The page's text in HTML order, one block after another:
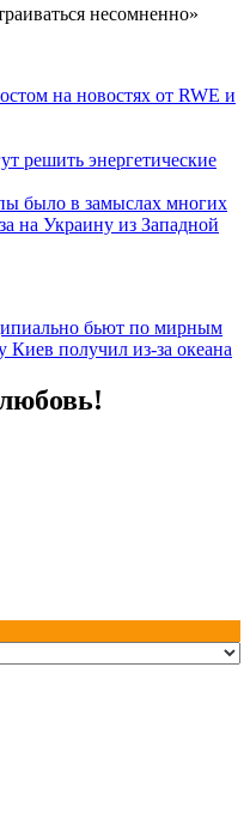
несомненно»
на новостях от RWE и
решить энергетические
было в замыслах многих
на Украину из Западной
бьют по мирным
получил из-за океана